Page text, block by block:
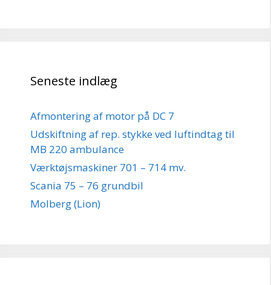
Seneste indlæg
Afmontering af motor på DC 7
Udskiftning af rep. stykke ved luftindtag til
MB 220 ambulance
Værktøjsmaskiner 701 – 714 mv.
Scania 75 – 76 grundbil
Molberg (Lion)